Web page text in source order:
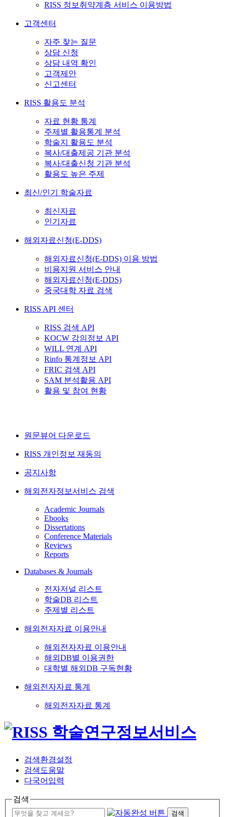
RISS 정보취약계층 서비스 이용방법
고객센터
자주 찾는 질문
상담 신청
상담 내역 확인
고객제안
신고센터
RISS 활용도 분석
자료 현황 통계
주제별 활용통계 분석
학술지 활용도 분석
복사/대출제공 기관 분석
복사/대출신청 기관 분석
활용도 높은 주제
최신/인기 학술자료
최신자료
인기자료
해외자료신청(E-DDS)
해외자료신청(E-DDS) 이용 방법
비용지원 서비스 안내
해외자료신청(E-DDS)
중국대학 자료 검색
RISS API 센터
RISS 검색 API
KOCW 강의정보 API
WILL 연계 API
Rinfo 통계정보 API
FRIC 검색 API
SAM 분석활용 API
활용 및 참여 현황
원문뷰어 다운로드
RISS 개인정보 재동의
공지사항
해외전자정보서비스 검색
Academic Journals
Ebooks
Dissertations
Conference Materials
Reviews
Reports
Databases & Journals
전자저널 리스트
학술DB 리스트
주제별 리스트
해외전자자료 이용안내
해외전자자료 이용안내
해외DB별 이용권한
대학별 해외DB 구독현황
해외전자자료 통계
해외전자자료 통계
검색환경설정
검색도움말
다국어입력
검색
검색